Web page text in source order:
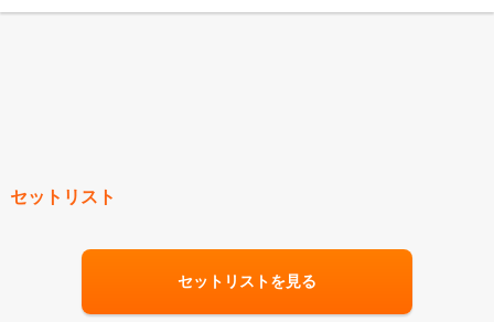
セットリスト
セットリストを見る